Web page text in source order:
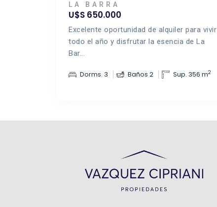
LA BARRA
U$S 650.000
Excelente oportunidad de alquiler para vivir
todo el año y disfrutar la esencia de La
Bar...
Dorms. 3 Baños 2 Sup. 356 m2